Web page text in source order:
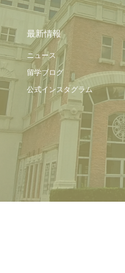
最新情報
ニュース
留学ブログ
公式インスタグラム